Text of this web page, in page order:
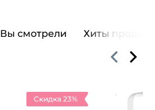
Вы смотрели Хиты продаж
Скидка 23%